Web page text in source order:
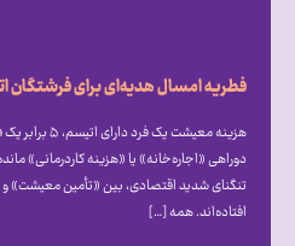
فطریه امسال هدیه‌ای برای فرشتگان
هزینه معیشت
دوراهی «اجاره‌خانه» یا «هزینه کاردرمانی»
تنگنای شدید اقتصادی، بین «تأمین معیشت» و
افتاده‌اند. همه […]